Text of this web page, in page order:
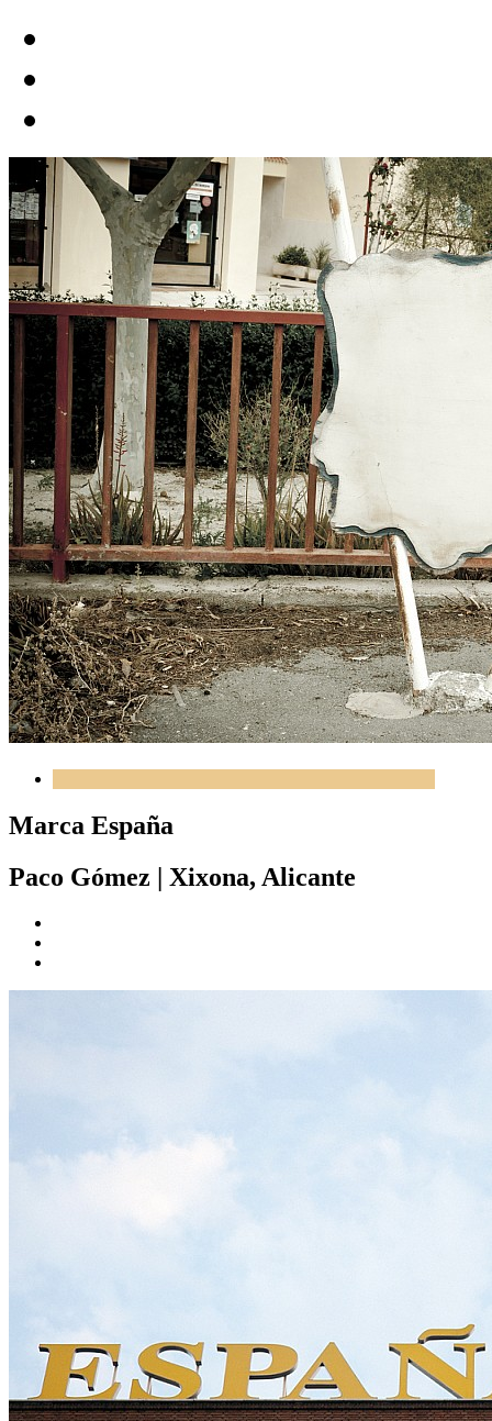
Marca España
Paco Gómez | Xixona, Alicante